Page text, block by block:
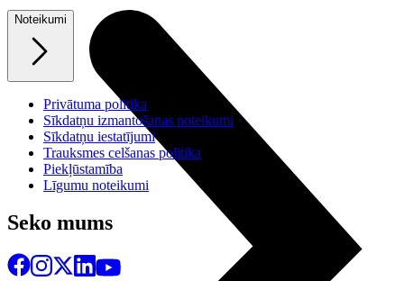
Noteikumi
Privātuma politika
Sīkdatņu izmantošanas noteikumi
Sīkdatņu iestatījumi
Trauksmes celšanas politika
Piekļūstamība
Līgumu noteikumi
Seko mums